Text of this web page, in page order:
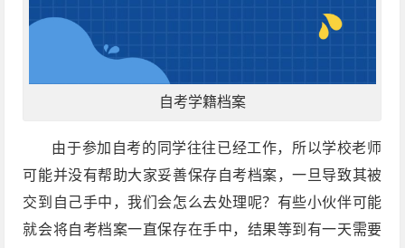
自考学籍档案
由于参加自考的同学往往已经工作，所以学校老师
可能并没有帮助大家妥善保存自考档案，一旦导致其被
交到自己手中，我们会怎么去处理呢？有些小伙伴可能
就会将自考档案一直保存在手中，结果等到有一天需要